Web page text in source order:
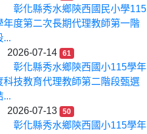
彰化縣秀水鄉陝西國民小學115
年度第二次長期代理教師第一階
...
2026-07-14
61
彰化縣秀水鄉陝西國小115學年
科技教育代理教師第二階段甄選
...
2026-07-13
50
彰化縣秀水鄉陝西國小115學年